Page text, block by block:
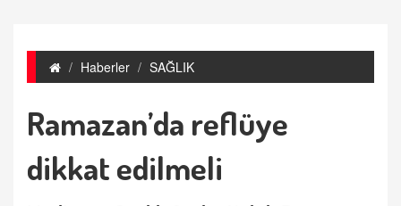
Haberler SAĞLIK
Ramazan’da reflüye
dikkat edilmeli